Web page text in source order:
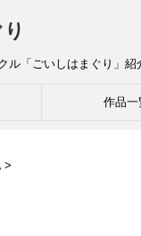
ル「ごいしはまぐり」
作品一
>